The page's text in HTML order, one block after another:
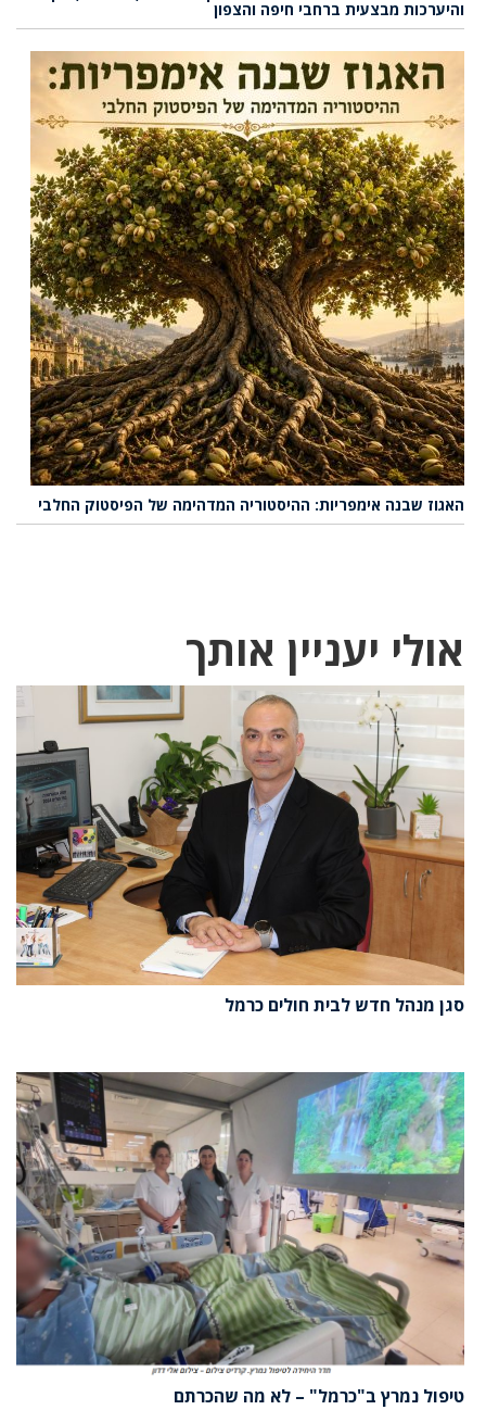
והיערכות מבצעית ברחבי חיפה והצפון
האגוז שבנה אימפריות: ההיסטוריה המדהימה של הפיסטוק החלבי
אולי יעניין אותך
סגן מנהל חדש לבית חולים כרמל
טיפול נמרץ ב"כרמל" – לא מה שהכרתם